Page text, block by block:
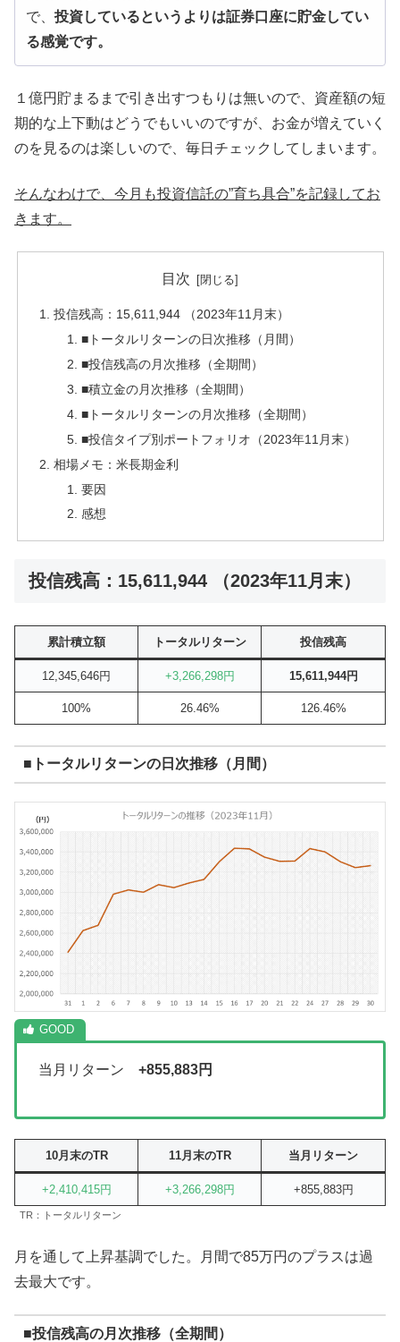
で、 投資しているというよりは証券口座に貯金してい
る感覚です。
１億円貯まるまで引き出すつもりは無いので、資産額の短
期的な上下動はどうでもいいのですが、お金が増えていく
のを見るのは楽しいので、毎日チェックしてしまいます。
そんなわけで、今月も投資信託の”育ち具合”を記録してお
きます。
目次
投信残高：15,611,944 （2023年11月末）
■トータルリターンの日次推移（月間）
■投信残高の月次推移（全期間）
■積立金の月次推移（全期間）
■トータルリターンの月次推移（全期間）
■投信タイプ別ポートフォリオ（2023年11月末）
相場メモ：米長期金利
要因
感想
投信残高：15,611,944 （2023年11月末）
累計積立額 トータルリターン 投信残高
12,345,646円 +3,266,298円 15,611,944円
100% 26.46% 126.46%
■トータルリターンの日次推移（月間）
当月リターン +855,883円
10月末のTR 11月末のTR 当月リターン
+2,410,415円 +3,266,298円 +855,883円
TR：トータルリターン
月を通して上昇基調でした。月間で85万円のプラスは過
去最大です。
■投信残高の月次推移（全期間）